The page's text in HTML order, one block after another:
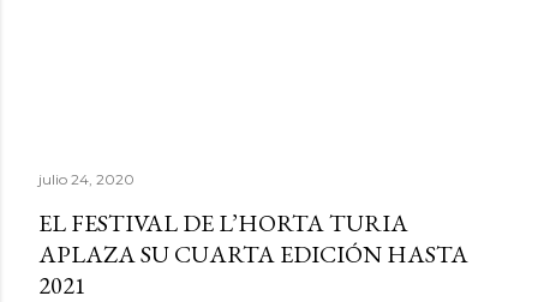
julio 24, 2020
EL FESTIVAL DE L’HORTA TURIA
APLAZA SU CUARTA EDICIÓN HASTA
2021